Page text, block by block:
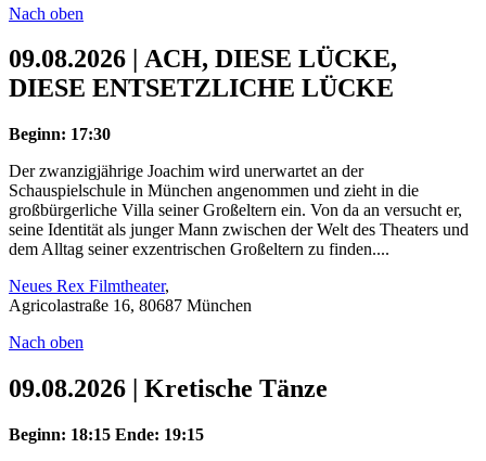
Nach oben
09.08.2026 | ACH, DIESE LÜCKE,
DIESE ENTSETZLICHE LÜCKE
Beginn: 17:30
Der zwanzigjährige Joachim wird unerwartet an der
Schauspielschule in München angenommen und zieht in die
großbürgerliche Villa seiner Großeltern ein. Von da an versucht er,
seine Identität als junger Mann zwischen der Welt des Theaters und
dem Alltag seiner exzentrischen Großeltern zu finden....
Neues Rex Filmtheater,
Agricolastraße 16, 80687 München
Nach oben
09.08.2026 | Kretische Tänze
Beginn: 18:15 Ende: 19:15